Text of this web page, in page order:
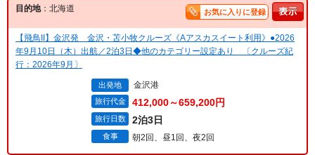
目的地：北海道 お気に入りに登録
【飛鳥II】金沢発 金沢・苫小牧クルーズ《Aアスカスイート利用》●2026
年9月10日（木）出航／2泊3日◆他のカテゴリー設定あり 〔クルーズ紀
行：2026年9月〕
出発地 金沢港
旅行代金 412,000～659,200円
旅行日数 2泊3日
食事 朝2回、昼1回、夜2回